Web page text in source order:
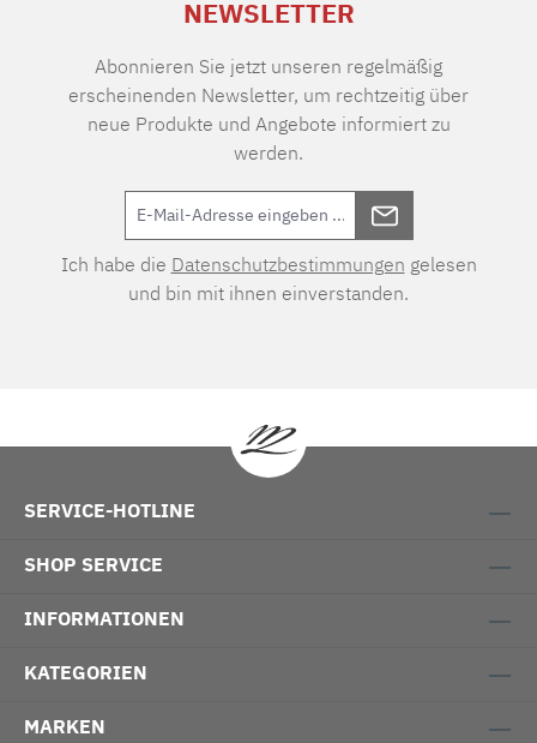
NEWSLETTER
Abonnieren Sie jetzt unseren regelmäßig
erscheinenden Newsletter, um rechtzeitig über
neue Produkte und Angebote informiert zu
werden.
Ich habe die Datenschutzbestimmungen gelesen
und bin mit ihnen einverstanden.
SERVICE-HOTLINE
SHOP SERVICE
INFORMATIONEN
KATEGORIEN
MARKEN